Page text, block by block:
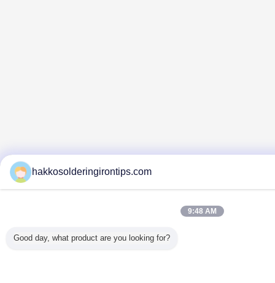
hakkosolderingirontips.com
9:48 AM
Good day, what product are you looking for?